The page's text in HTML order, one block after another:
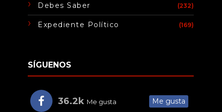
Debes Saber (232)
Expediente Político (169)
SÍGUENOS
36.2k Me gusta Me gusta